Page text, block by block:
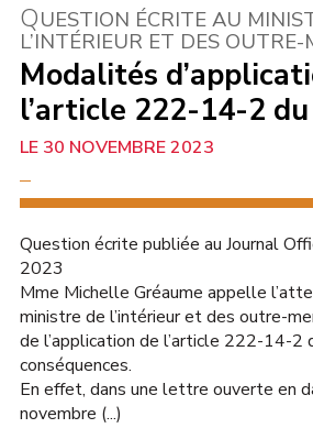
QUESTION ÉCRITE AU
L’INTÉRIEUR ET DES OUTRE-
Modalités
l’article 222-14-2
30 NOVEMBRE 2023
Question écrite publiée au Journal
2023
Mme Michelle Gréaume appelle
ministre de l’intérieur et des outre-
de l’application de l’article 222-14-2
conséquences.
En effet, dans une lettre ouverte en
novembre (...)